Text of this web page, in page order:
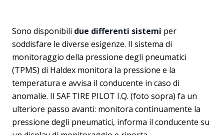
Sono disponibili due differenti sistemi per
soddisfare le diverse esigenze. Il sistema di
monitoraggio della pressione degli pneumatici
(TPMS) di Haldex monitora la pressione e la
temperatura e avvisa il conducente in caso di
anomalie. Il SAF TIRE PILOT I.Q. (foto sopra) fa un
ulteriore passo avanti: monitora continuamente la
pressione degli pneumatici, informa il conducente su